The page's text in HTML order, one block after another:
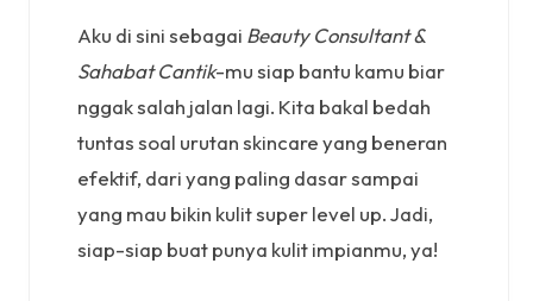
Aku di sini sebagai Beauty Consultant &
Sahabat Cantik-mu siap bantu kamu biar
nggak salah jalan lagi. Kita bakal bedah
tuntas soal urutan skincare yang beneran
efektif, dari yang paling dasar sampai
yang mau bikin kulit super level up. Jadi,
siap-siap buat punya kulit impianmu, ya!